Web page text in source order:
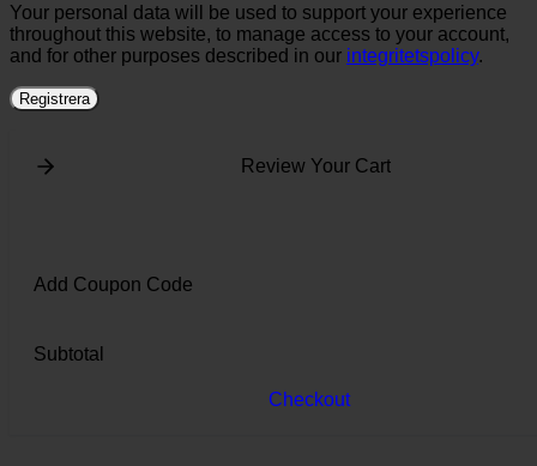
Your personal data will be used to support your experience
throughout this website, to manage access to your account,
and for other purposes described in our integritetspolicy.
Registrera
Review Your Cart
Add Coupon Code
Subtotal
Checkout